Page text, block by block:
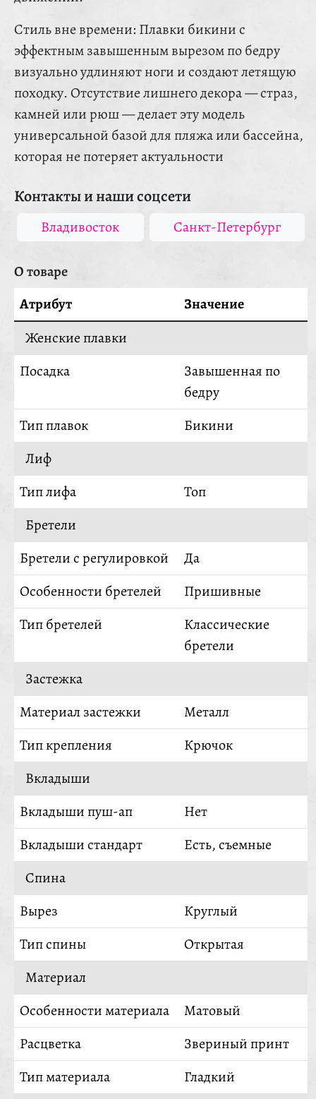
Стиль вне времени: Плавки бикини с
эффектным завышенным вырезом по бедру
визуально удлиняют ноги и создают летящую
походку. Отсутствие лишнего декора — страз,
камней или рюш — делает эту модель
универсальной базой для пляжа или бассейна,
которая не потеряет актуальности
Контакты и наши соцсети
Владивосток Санкт-Петербург
О товаре
Атрибут
Значение
Женские плавки
Посадка
Завышенная по
бедру
Тип плавок
Бикини
Лиф
Тип лифа
Топ
Бретели
Бретели с регулировкой
Да
Особенности бретелей
Пришивные
Тип бретелей
Классические
бретели
Застежка
Материал застежки
Металл
Тип крепления
Крючок
Вкладыши
Вкладыши пуш-ап
Нет
Вкладыши стандарт
Есть, съемные
Спина
Вырез
Круглый
Тип спины
Открытая
Материал
Особенности материала
Матовый
Расцветка
Звериный принт
Тип материала
Гладкий